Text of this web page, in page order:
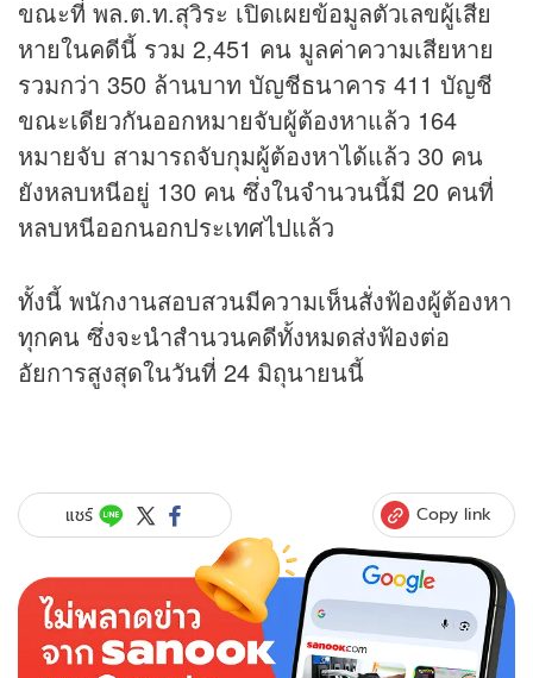
ขณะที่ พล.ต.ท.สุวิระ เปิดเผยข้อมูลตัวเลขผู้เสีย
หายในคดีนี้ รวม 2,451 คน มูลค่าความเสียหาย
รวมกว่า 350 ล้านบาท บัญชีธนาคาร 411 บัญชี
ขณะเดียวกันออกหมายจับผู้ต้องหาแล้ว 164
หมายจับ สามารถจับกุมผู้ต้องหาได้แล้ว 30 คน
ยังหลบหนีอยู่ 130 คน ซึ่งในจำนวนนี้มี 20 คนที่
หลบหนีออกนอกประเทศไปแล้ว
ทั้งนี้ พนักงานสอบสวนมีความเห็นสั่งฟ้องผู้ต้องหา
ทุกคน ซึ่งจะนำสำนวนคดีทั้งหมดส่งฟ้องต่อ
อัยการสูงสุดในวันที่ 24 มิถุนายนนี้
แชร์ Copy link